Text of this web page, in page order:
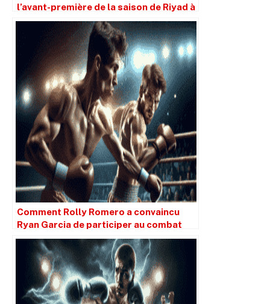
l’avant-première de la saison de Riyad à
L.A.
Comment Rolly Romero a convaincu
Ryan Garcia de participer au combat
qu’il attendait depuis longtemps.